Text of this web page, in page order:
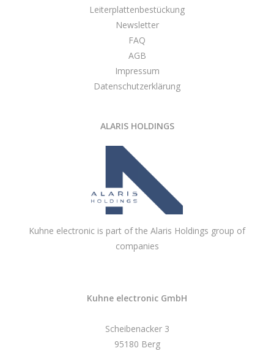
Leiterplattenbestückung
Newsletter
FAQ
AGB
Impressum
Datenschutzerklärung
ALARIS HOLDINGS
Kuhne electronic is part of the Alaris Holdings group of
companies
Kuhne electronic GmbH
Scheibenacker 3
95180 Berg